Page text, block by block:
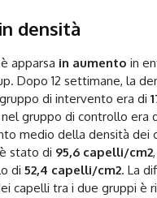
densità
apparsa in aumento in
Dopo 12 settimane, la
di intervento era di
gruppo di controllo era
medio della densità dei
stato di 95,6 capelli/cm2
di 52,4 capelli/cm2. La
capelli tra i due gruppi è